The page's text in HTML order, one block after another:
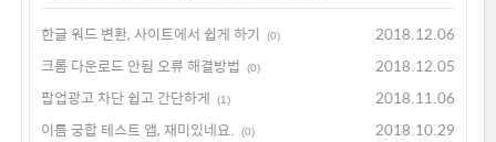
한글 워드 변환, 사이트에서 쉽게 하기 (0)
2018.12.06
크롬 다운로드 안됨 오류 해결방법
(0)
2018.12.05
팝업광고 차단 쉽고 간단하게
(1)
2018.11.06
이름 궁합 테스트 앱, 재미있네요.
(0)
2018.10.29